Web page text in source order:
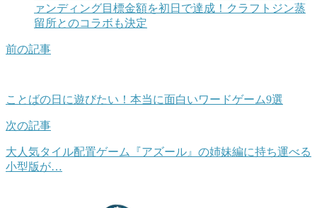
ァンディング目標金額を初日で達成！クラフトジン蒸
留所とのコラボも決定
前の記事
ことばの日に遊びたい！本当に面白いワードゲーム9選
次の記事
大人気タイル配置ゲーム『アズール』の姉妹編に持ち運べる
小型版が…